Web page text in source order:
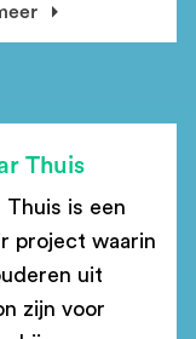
Thuis
Thuis is een
project waarin
uit
zijn voor